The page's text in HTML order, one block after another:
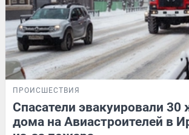
ПРОИСШЕСТВИЯ
Спасатели эвакуировали 30
дома на Авиастроителей в